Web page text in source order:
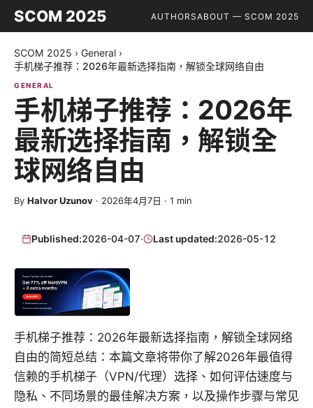
SCOM 2025 AUTHORSABOUT — SCOM 2025
SCOM 2025 › General ›
手机梯子推荐：2026年最新选择指南，解锁全球网络自由
GENERAL
手机梯子推荐：2026年
最新选择指南，解锁全
球网络自由
By Halvor Uzunov · 2026年4月7日 · 1 min
Published:2026-04-07· Last updated:2026-05-12
手机梯子推荐：2026年最新选择指南，解锁全球网络
自由的简短总结：本篇文章将带你了解2026年最值得
信赖的手机梯子（VPN/代理）选择、如何评估速度与
隐私、不同场景的最佳解决方案，以及操作步骤与常见